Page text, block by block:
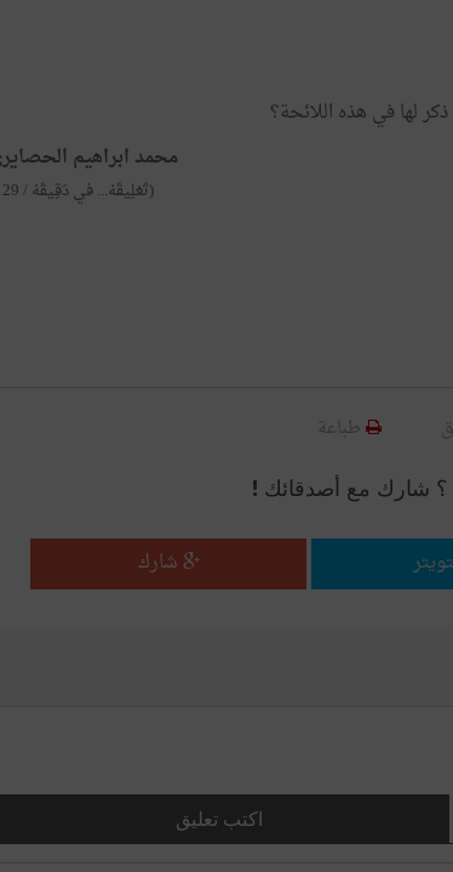
لها في هذه اللائحة؟
محمد ابراهيم
(تَعْلِيقَهْ... في دَقِيقَهْ / 129)
طباعة
؟ شارك مع أصدقائك !
شارك
اكتب تعليق